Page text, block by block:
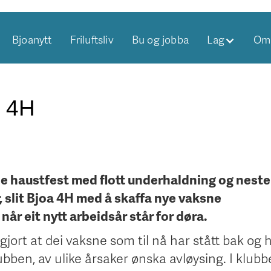
Bjoanytt Friluftsliv Bu og jobba Lag
haustfest med flott underhaldning og
Bjoa 4H med å skaffa nye vaksne
eit nytt arbeidsår står for døra.
at dei vaksne som til nå har stått bak og
av ulike årsaker ønska avløysing. I